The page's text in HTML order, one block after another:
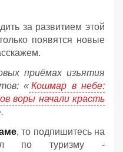
за развитием этой
появятся новые
приёмах изъятия
« Кошмар в небе:
воры начали красть
, то подпишитесь на
по туризму -